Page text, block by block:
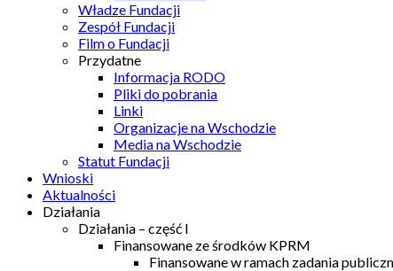
Władze Fundacji
Zespół Fundacji
Film o Fundacji
Przydatne
Informacja RODO
Pliki do pobrania
Linki
Organizacje na Wschodzie
Media na Wschodzie
Statut Fundacji
Wnioski
Aktualności
Działania
Działania – część I
Finansowane ze środków KPRM
Finansowane w ramach zadania